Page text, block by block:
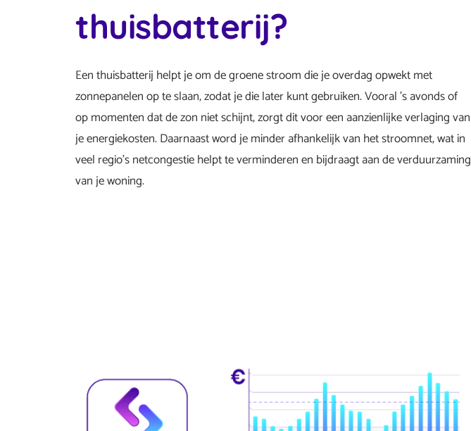
thuisbatterij?
Een thuisbatterij helpt je om de groene stroom die je overdag opwekt met
zonnepanelen op te slaan, zodat je die later kunt gebruiken. Vooral ’s avonds of
op momenten dat de zon niet schijnt, zorgt dit voor een aanzienlijke verlaging van
je energiekosten. Daarnaast word je minder afhankelijk van het stroomnet, wat in
veel regio’s netcongestie helpt te verminderen en bijdraagt aan de verduurzaming
van je woning.